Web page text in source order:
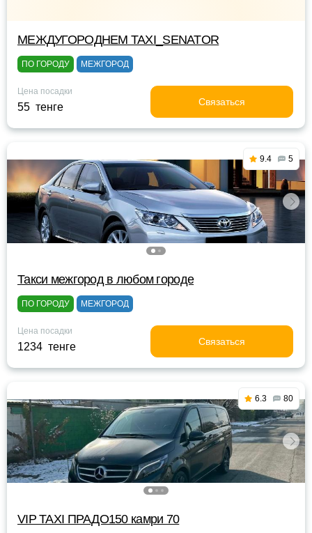
МЕЖДУГОРОДНЕМ TAXI_SENATOR
ПО ГОРОДУ МЕЖГОРОД
Цена посадки
55 тенге Связаться
9.4 5
Такси межгород в любом городе
ПО ГОРОДУ МЕЖГОРОД
Цена посадки
1234 тенге Связаться
6.3 80
VIP TAXI ПРАДО150 камри 70